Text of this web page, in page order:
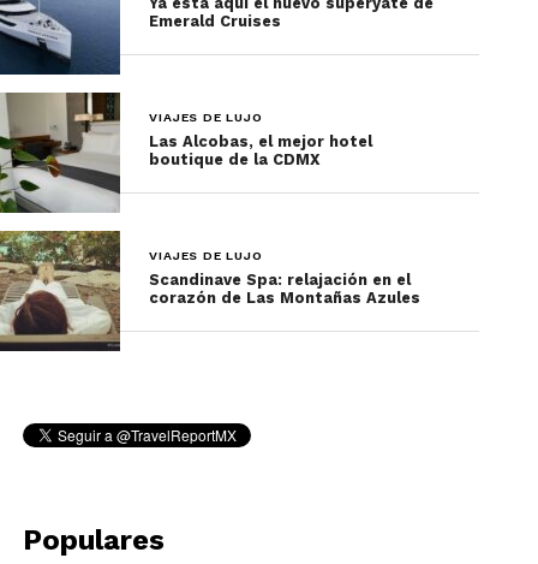
Foto: Frédérique Ménard-Aubin, Festival International de Jazz de
Montréal / Lujo en Montreal
Además de su gran número de atractivos,
realiza elGrand Prix du Canada-F1,
L’International des Feux Loto-Quebec
Emerald Cruises
VIAJES DE LUJO
Las Alcobas, el mejor hotel
boutique de la CDMX
VIAJES DE LUJO
Scandinave Spa: relajación en el
corazón de Las Montañas Azules
Populares